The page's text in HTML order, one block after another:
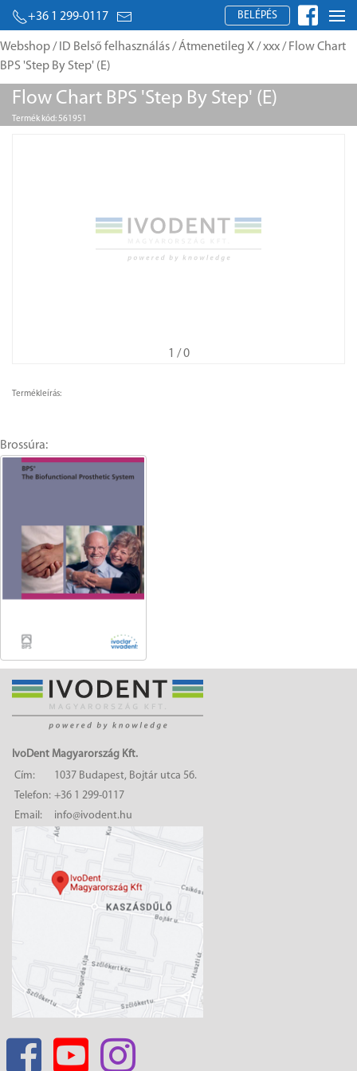
+36 1 299-0117 BELÉPÉS
Webshop/ ID Belső felhasználás/Átmenetileg X/xxx/ Flow Chart
BPS 'Step By Step' (E)
Flow Chart BPS 'Step By Step' (E)
Termék kód: 561951
1 / 0
Termékleírás:
Brossúra:
IvoDent Magyarország Kft.
Cím:
1037 Budapest, Bojtár utca 56.
Telefon: +36 1 299-0117
Email:
info@ivodent.hu